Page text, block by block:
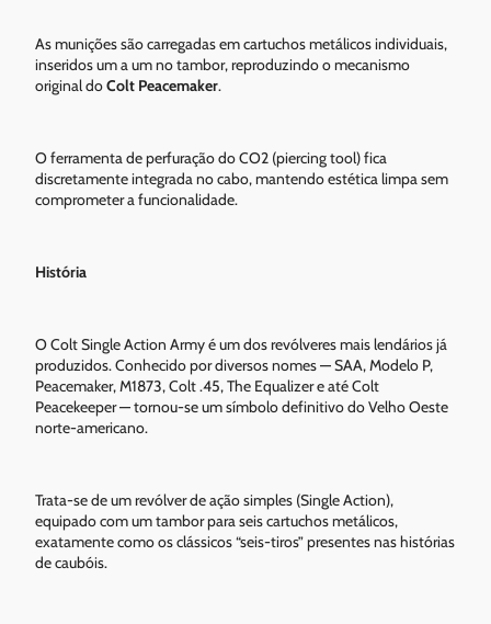
As munições são carregadas em cartuchos metálicos individuais,
inseridos um a um no tambor, reproduzindo o mecanismo
original doColt Peacemaker.
O ferramenta de perfuração do CO2 (piercing tool) fica
discretamente integrada no cabo, mantendo estética limpa sem
comprometer a funcionalidade.
História
O Colt Single Action Army é um dos revólveres mais lendários já
produzidos. Conhecido por diversos nomes — SAA, Modelo P,
Peacemaker, M1873, Colt .45, The Equalizer e até Colt
Peacekeeper — tornou-se um símbolo definitivo do Velho Oeste
norte-americano.
Trata-se de um revólver de ação simples (Single Action),
equipado com um tambor para seis cartuchos metálicos,
exatamente como os clássicos “seis-tiros” presentes nas histórias
de caubóis.